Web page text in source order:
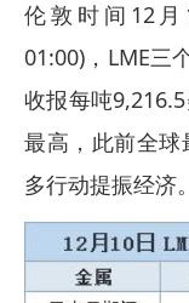
伦敦时间12月
01:00)，LME三
收报每吨
最高，此前全
多行动提振经济。